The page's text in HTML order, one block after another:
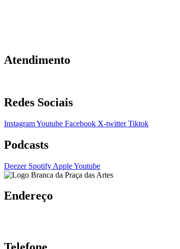
Atendimento
Redes Sociais
InstagramYoutube Facebook X-twitter Tiktok
Podcasts
Deezer Spotify AppleYoutube
Endereço